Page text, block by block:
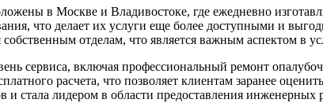
в Москве и Владивостоке, где ежедневно
что делает их услуги еще более доступными и
отделам, что является важным аспектом в
сервиса, включая профессиональный ремонт
расчета, что позволяет клиентам заранее
стала лидером в области предоставления инженерных